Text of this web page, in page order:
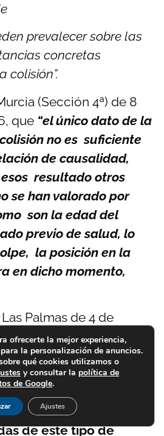
prevalecer sobre las
concretas
colisión”.
(Sección 4ª) de 8
que “el único dato de la
no es suficiente
de causalidad,
resultado otros
se han valorado por
son la edad del
previo de salud, lo
la posición en la
en dicho momento,
Palmas de 4 de
indica: « En cuanto a la
entre la colisión
por las que
entidad de las
de este tipo de
ofrecerte la mejor experiencia,
la personalización de anuncios.
qué cookies utilizamos o
y consultar la política de
de Google.
Ajustes